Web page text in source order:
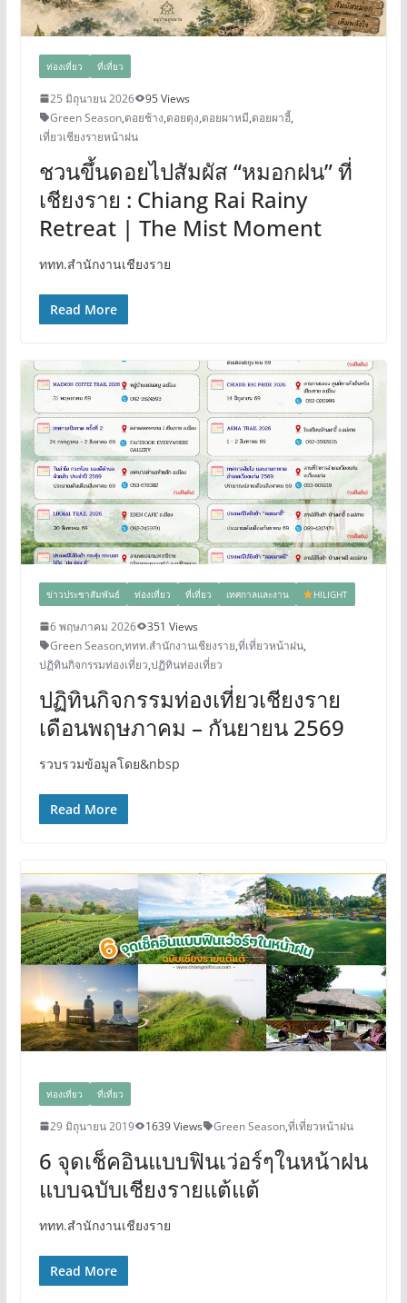
ท่องเที่ยว ที่เที่ยว
25 มิถุนายน 2026
95 Views
Green Season,ดอยช้าง,ดอยตุง,ดอยผาหมี,ดอยผาฮี้,
เที่ยวเชียงรายหน้าฝน
ชวนขึ้นดอยไปสัมผัส “หมอกฝน” ที่
เชียงราย : Chiang Rai Rainy
Retreat | The Mist Moment
ททท.สำนักงานเชียงราย
Read More
ข่าวประชาสัมพันธ์ ท่องเที่ยว ที่เที่ยว เทศกาลและงาน HILIGHT
6 พฤษภาคม 2026
351 Views
Green Season,ททท.สำนักงานเชียงราย,ที่เที่ยวหน้าฝน,
ปฏิทินกิจกรรมท่องเที่ยว,ปฏิทินท่องเที่ยว
ปฏิทินกิจกรรมท่องเที่ยวเชียงราย
เดือนพฤษภาคม – กันยายน 2569
รวบรวมข้อมูลโดย&nbsp
Read More
ท่องเที่ยว ที่เที่ยว
29 มิถุนายน 2019 1639 Views Green Season,ที่เที่ยวหน้าฝน
6 จุดเช็คอินแบบฟินเว่อร์ๆในหน้าฝน
แบบฉบับเชียงรายแต้แต้
ททท.สำนักงานเชียงราย
Read More